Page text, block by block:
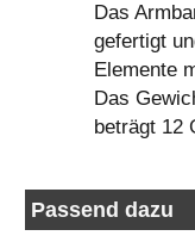
Das
gefertigt
Elemente
Das
beträgt 12
Passend dazu